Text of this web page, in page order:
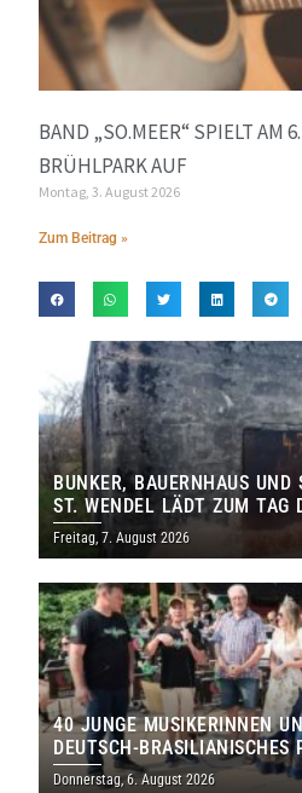
BAND „SO.MEER“ SPIELT AM
BRÜHLPARK AUF
Montag, 3. August 2026
Zum Beitrag »
BUNKER, BAUERNHAUS UND
ST. WENDEL LÄDT ZUM TAG
DENKMALS EIN
Freitag, 7. August 2026
40 JUNGE MUSIKERINNEN
DEUTSCH-BRASILIANISCHES
THOLEY
Donnerstag, 6. August 2026